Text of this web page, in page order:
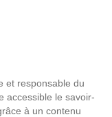
et responsable du
accessible le savoir-
à un contenu